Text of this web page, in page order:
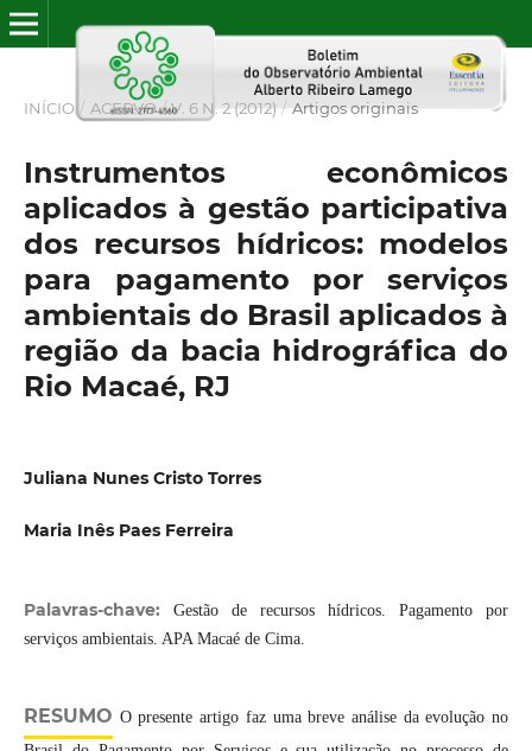
INÍCIO / ACERVO / V. 6 N. 2 (2012) / Artigos originais
Instrumentos econômicos
aplicados à gestão participativa
dos recursos hídricos: modelos
para pagamento por serviços
ambientais do Brasil aplicados à
região da bacia hidrográfica do
Rio Macaé, RJ
Juliana Nunes Cristo Torres
Maria Inês Paes Ferreira
Palavras-chave:
Gestão de recursos hídricos. Pagamento por
serviços ambientais. APA Macaé de Cima.
RESUMO O presente artigo faz uma breve análise da evolução no